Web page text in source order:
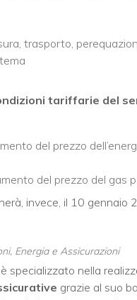
trasporto,
tariffarie del
del prezzo
del prezzo del gas
invece, il 10 gennaio
Energia e Assicurazioni
, è specializzato nella
grazie al suo